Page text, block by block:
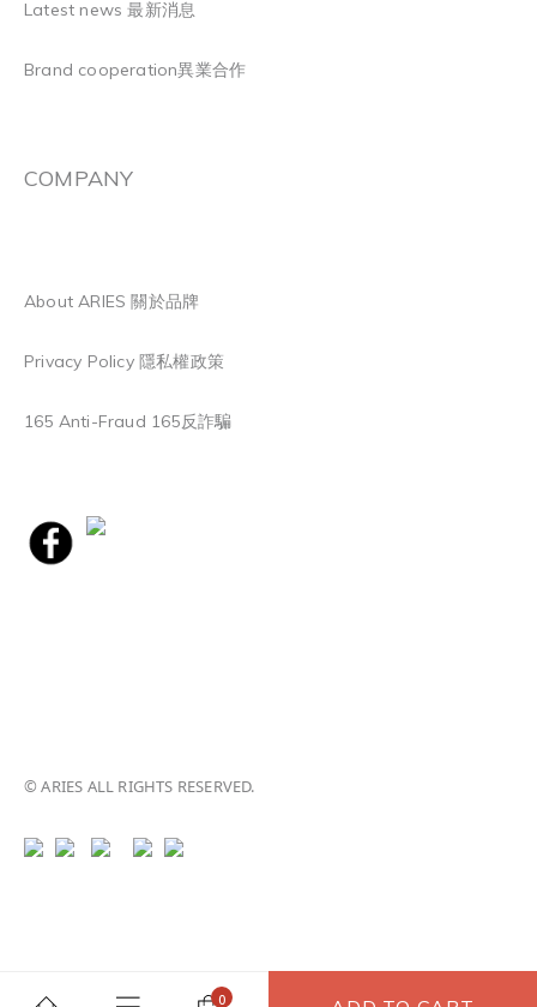
Latest news 最新消息
Brand cooperation異業合作
COMPANY
About ARIES 關於品牌
Privacy Policy 隱私權政策
165 Anti-Fraud 165反詐騙
© ARIES ALL RIGHTS RESERVED.